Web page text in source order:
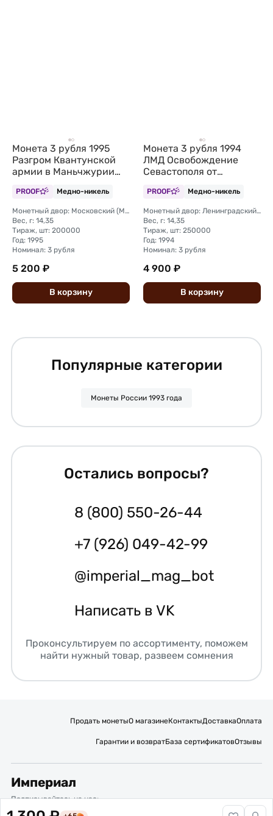
Монета 3 рубля 1995
Разгром Квантунской
армии в Маньчжурии
PROOF Медно-никель
Монетный двор: Московский (ММД)
Вес, г: 14,35
Тираж, шт: 200000
Год: 1995
Номинал: 3 рубля
5 200 ₽
В корзину
Монета 3 рубля 1994
ЛМД Освобождение
Севастополя от
войск 50 лет (запайка)
PROOF Медно-никель
Монетный двор: Ленинградский (ЛМД)
Вес, г: 14,35
Тираж, шт: 250000
Год: 1994
Номинал: 3 рубля
4 900 ₽
В корзину
Популярные категории
Монеты России 1993 года
Остались вопросы?
8 (800) 550-26-44
+7 (926) 049-42-99
@imperial_mag_bot
Написать в VK
Проконсультируем по ассортименту, поможем
найти нужный товар, развеем сомнения
Продать монетыО магазинеКонтактыДоставкаОплата
Гарантии и возвратБаза сертификатовОтзывы
Империал
Подписывайтесь на нас: